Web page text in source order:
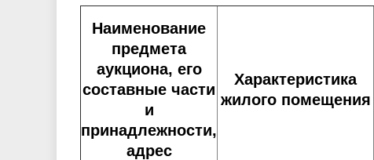
Наименование
предмета
аукциона, его
составные части
и
принадлежности,
адрес
Характеристика
жилого помещения